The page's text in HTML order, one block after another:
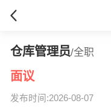
仓库管理员/全职
面议
发布时间:2026-08-07